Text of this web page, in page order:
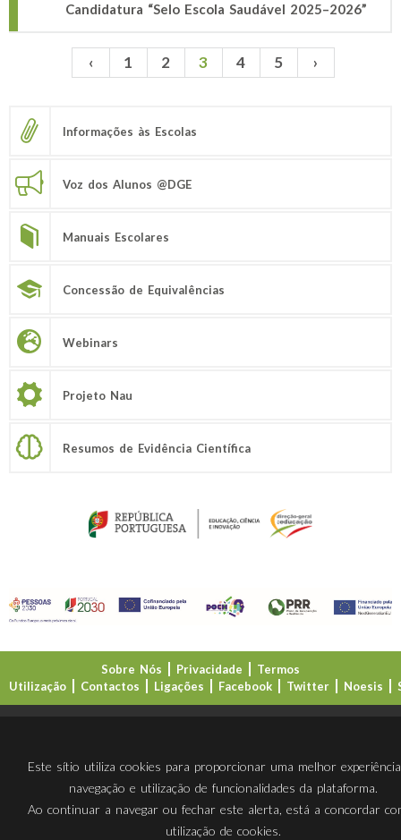
Candidatura “Selo Escola Saudável 2025–2026”
Páginas ‹ 1 2 3 4 5 ›
Informações às Escolas
Voz dos Alunos @DGE
Manuais Escolares
Concessão de Equivalências
Webinars
Projeto Nau
Resumos de Evidência Científica
Sobre Nós Privacidade
Termos
Utilização
Contactos Ligações Facebook Twitter Noesis
Este sítio utiliza cookies para proporcionar uma melhor
navegação e utilização de funcionalidades da plataforma.
Ao continuar a navegar ou fechar este alerta, está a concordar
utilização de cookies.